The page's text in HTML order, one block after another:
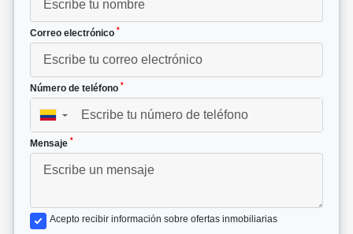
Correo electrónico *
Número de teléfono *
▼
Mensaje *
Acepto recibir información sobre ofertas inmobiliarias